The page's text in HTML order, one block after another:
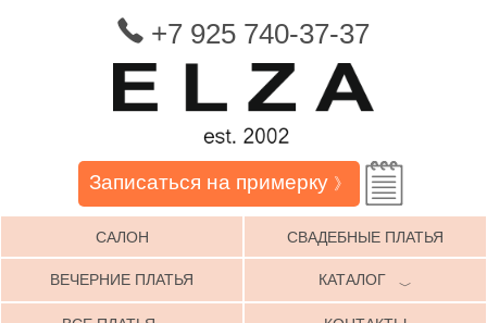
+7 925 740-37-37
Записаться на примерку 》
САЛОН СВАДЕБНЫЕ ПЛАТЬЯ
ВЕЧЕРНИЕ ПЛАТЬЯ КАТАЛОГ ﹀